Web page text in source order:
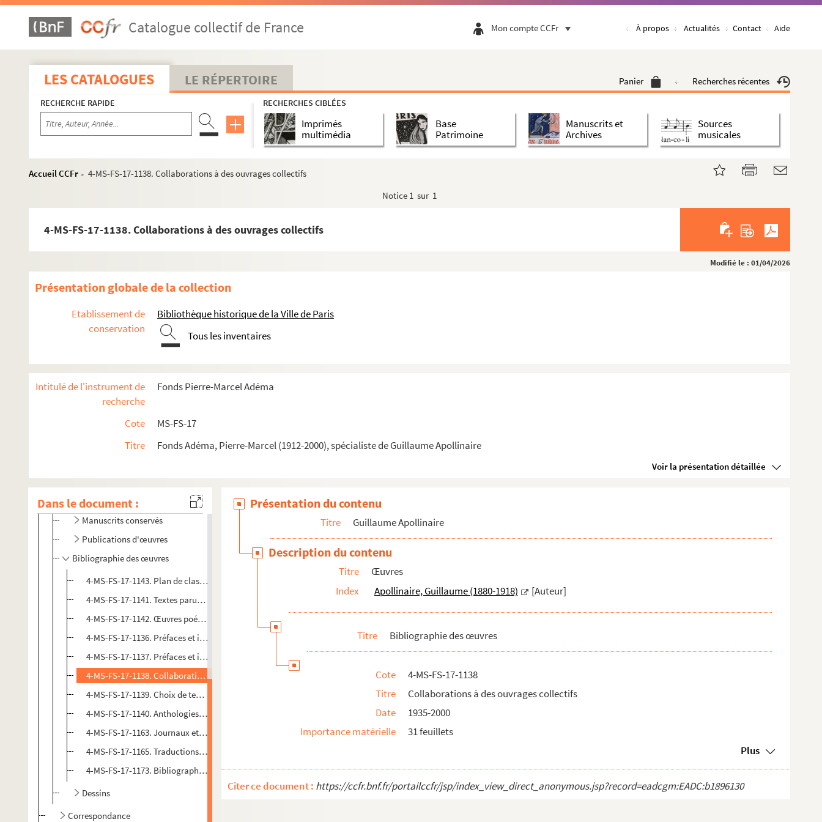
Catalogue collectif de France Mon compte CCFr À propos Actualités Contact Aide
LES CATALOGUES LE RÉPERTOIRE Panier Recherches récentes
RECHERCHE RAPIDE RECHERCHES CIBLÉES
Imprimés
multimédia
Base
Patrimoine
Manuscrits et
Archives
Sources
musicales
Accueil CCFr > 4-MS-FS-17-1138. Collaborations à des ouvrages collectifs
Notice 1 sur 1
4-MS-FS-17-1138. Collaborations à des ouvrages collectifs
Modifié le : 01/04/2026
Présentation globale de la collection
Etablissement de
conservation
Bibliothèque historique de la Ville de Paris
Tous les inventaires
Intitulé de l'instrument de
recherche
Fonds Pierre-Marcel Adéma
Cote
MS-FS-17
Titre
Fonds Adéma, Pierre-Marcel (1912-2000), spécialiste de Guillaume Apollinaire
Voir la présentation détaillée
Dans le document :
Œuvres
Poésie
Fiction
Textes et éditions érotiques
Cinéma
Critique d'art
Critique littéraire
Articles et revues
4-MS-FS-17-0238. Préfaces
Notes
Manuscrits conservés
Publications d'œuvres
Bibliographie des œuvres
4-MS-FS-17-1143. Plan de classement
4-MS-FS-17-1141. Textes parus en volume, textes annoncés et non parus, conférences, inédits publiés posthumes
4-MS-FS-17-1142. Œuvres poétiques et théâtre
4-MS-FS-17-1136. Préfaces et introductions à des ouvrages ou des catalogues d'exposition
4-MS-FS-17-1137. Préfaces et introductions aux ouvrages de La bibliothèque des curieux, des Maîtres de l'amour et du ...
4-MS-FS-17-1138. Collaborations à des ouvrages collectifs
4-MS-FS-17-1139. Choix de textes
4-MS-FS-17-1140. Anthologies et manuels
4-MS-FS-17-1163. Journaux et revues
4-MS-FS-17-1165. Traductions en langues étrangères
4-MS-FS-17-1173. Bibliographie : versions de travail
Dessins
Correspondance
Présentation du contenu
Titre Guillaume Apollinaire
Description du contenu
Titre
Œuvres
Index
Apollinaire, Guillaume (1880-1918) [Auteur]
Titre Bibliographie des œuvres
Cote
4-MS-FS-17-1138
Titre
Collaborations à des ouvrages collectifs
Date
1935-2000
Importance matérielle
31 feuillets
Plus
Citer ce document : https://ccfr.bnf.fr/portailccfr/jsp/index_view_direct_anonymous.jsp?record=eadcgm:EADC:b1896130